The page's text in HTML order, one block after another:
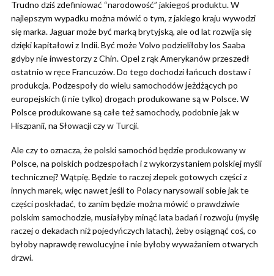
Trudno dziś zdefiniować “narodowość” jakiegoś produktu. W
najlepszym wypadku można mówić o tym, z jakiego kraju wywodzi
się marka. Jaguar może być marką brytyjską, ale od lat rozwija się
dzięki kapitałowi z Indii. Być może Volvo podzieliłoby los Saaba
gdyby nie inwestorzy z Chin. Opel z rąk Amerykanów przeszedł
ostatnio w ręce Francuzów. Do tego dochodzi łańcuch dostaw i
produkcja. Podzespoły do wielu samochodów jeżdżących po
europejskich (i nie tylko) drogach produkowane są w Polsce. W
Polsce produkowane są całe też samochody, podobnie jak w
Hiszpanii, na Słowacji czy w Turcji.
Ale czy to oznacza, że polski samochód będzie produkowany w
Polsce, na polskich podzespołach i z wykorzystaniem polskiej myśli
technicznej? Wątpię. Będzie to raczej zlepek gotowych części z
innych marek, więc nawet jeśli to Polacy narysowali sobie jak te
części poskładać, to zanim będzie można mówić o prawdziwie
polskim samochodzie, musiałyby minąć lata badań i rozwoju (myślę
raczej o dekadach niż pojedyńczych latach), żeby osiągnąć coś, co
byłoby naprawdę rewolucyjne i nie byłoby wyważaniem otwarych
drzwi.